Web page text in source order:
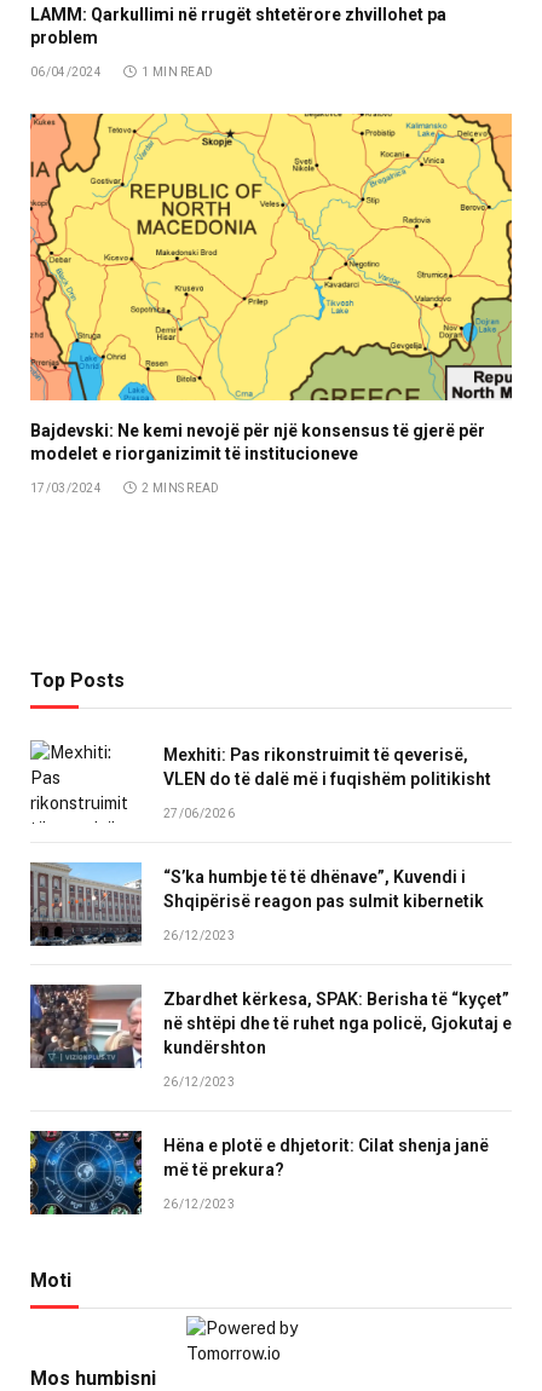
LAMM: Qarkullimi në rrugët shtetërore zhvillohet pa
problem
06/04/2024 1 MIN READ
Bajdevski: Ne kemi nevojë për një konsensus të gjerë për
modelet e riorganizimit të institucioneve
17/03/2024 2 MINS READ
Top Posts
Mexhiti: Pas rikonstruimit të qeverisë,
VLEN do të dalë më i fuqishëm politikisht
27/06/2026
“S’ka humbje të të dhënave”, Kuvendi i
Shqipërisë reagon pas sulmit kibernetik
26/12/2023
Zbardhet kërkesa, SPAK: Berisha të “kyçet”
në shtëpi dhe të ruhet nga policë, Gjokutaj e
kundërshton
26/12/2023
Hëna e plotë e dhjetorit: Cilat shenja janë
më të prekura?
26/12/2023
Moti
Mos humbisni